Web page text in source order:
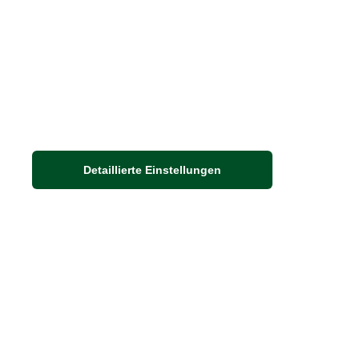
Detaillierte Einstellungen
Adresse